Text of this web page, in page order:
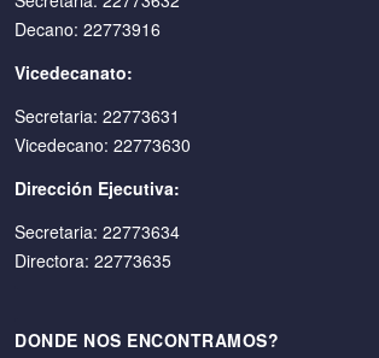
Decano: 22773916
Vicedecanato:
Secretaria: 22773631
Vicedecano: 22773630
Dirección Ejecutiva:
Secretaria: 22773634
Directora: 22773635
DONDE NOS ENCONTRAMOS?